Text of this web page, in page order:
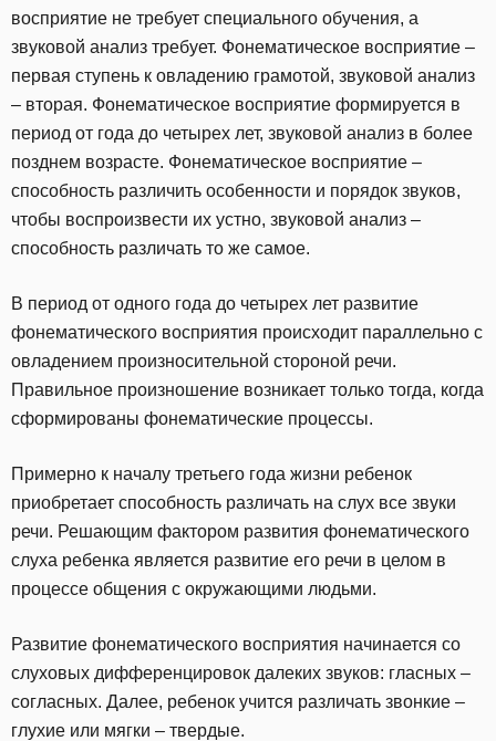
восприятие не требует специального обучения, а
звуковой анализ требует. Фонематическое восприятие –
первая ступень к овладению грамотой, звуковой анализ
– вторая. Фонематическое восприятие формируется в
период от года до четырех лет, звуковой анализ в более
позднем возрасте. Фонематическое восприятие –
способность различить особенности и порядок звуков,
чтобы воспроизвести их устно, звуковой анализ –
способность различать то же самое.
В период от одного года до четырех лет развитие
фонематического восприятия происходит параллельно с
овладением произносительной стороной речи.
Правильное произношение возникает только тогда, когда
сформированы фонематические процессы.
Примерно к началу третьего года жизни ребенок
приобретает способность различать на слух все звуки
речи. Решающим фактором развития фонематического
слуха ребенка является развитие его речи в целом в
процессе общения с окружающими людьми.
Развитие фонематического восприятия начинается со
слуховых дифференцировок далеких звуков: гласных –
согласных. Далее, ребенок учится различать звонкие –
глухие или мягки – твердые.